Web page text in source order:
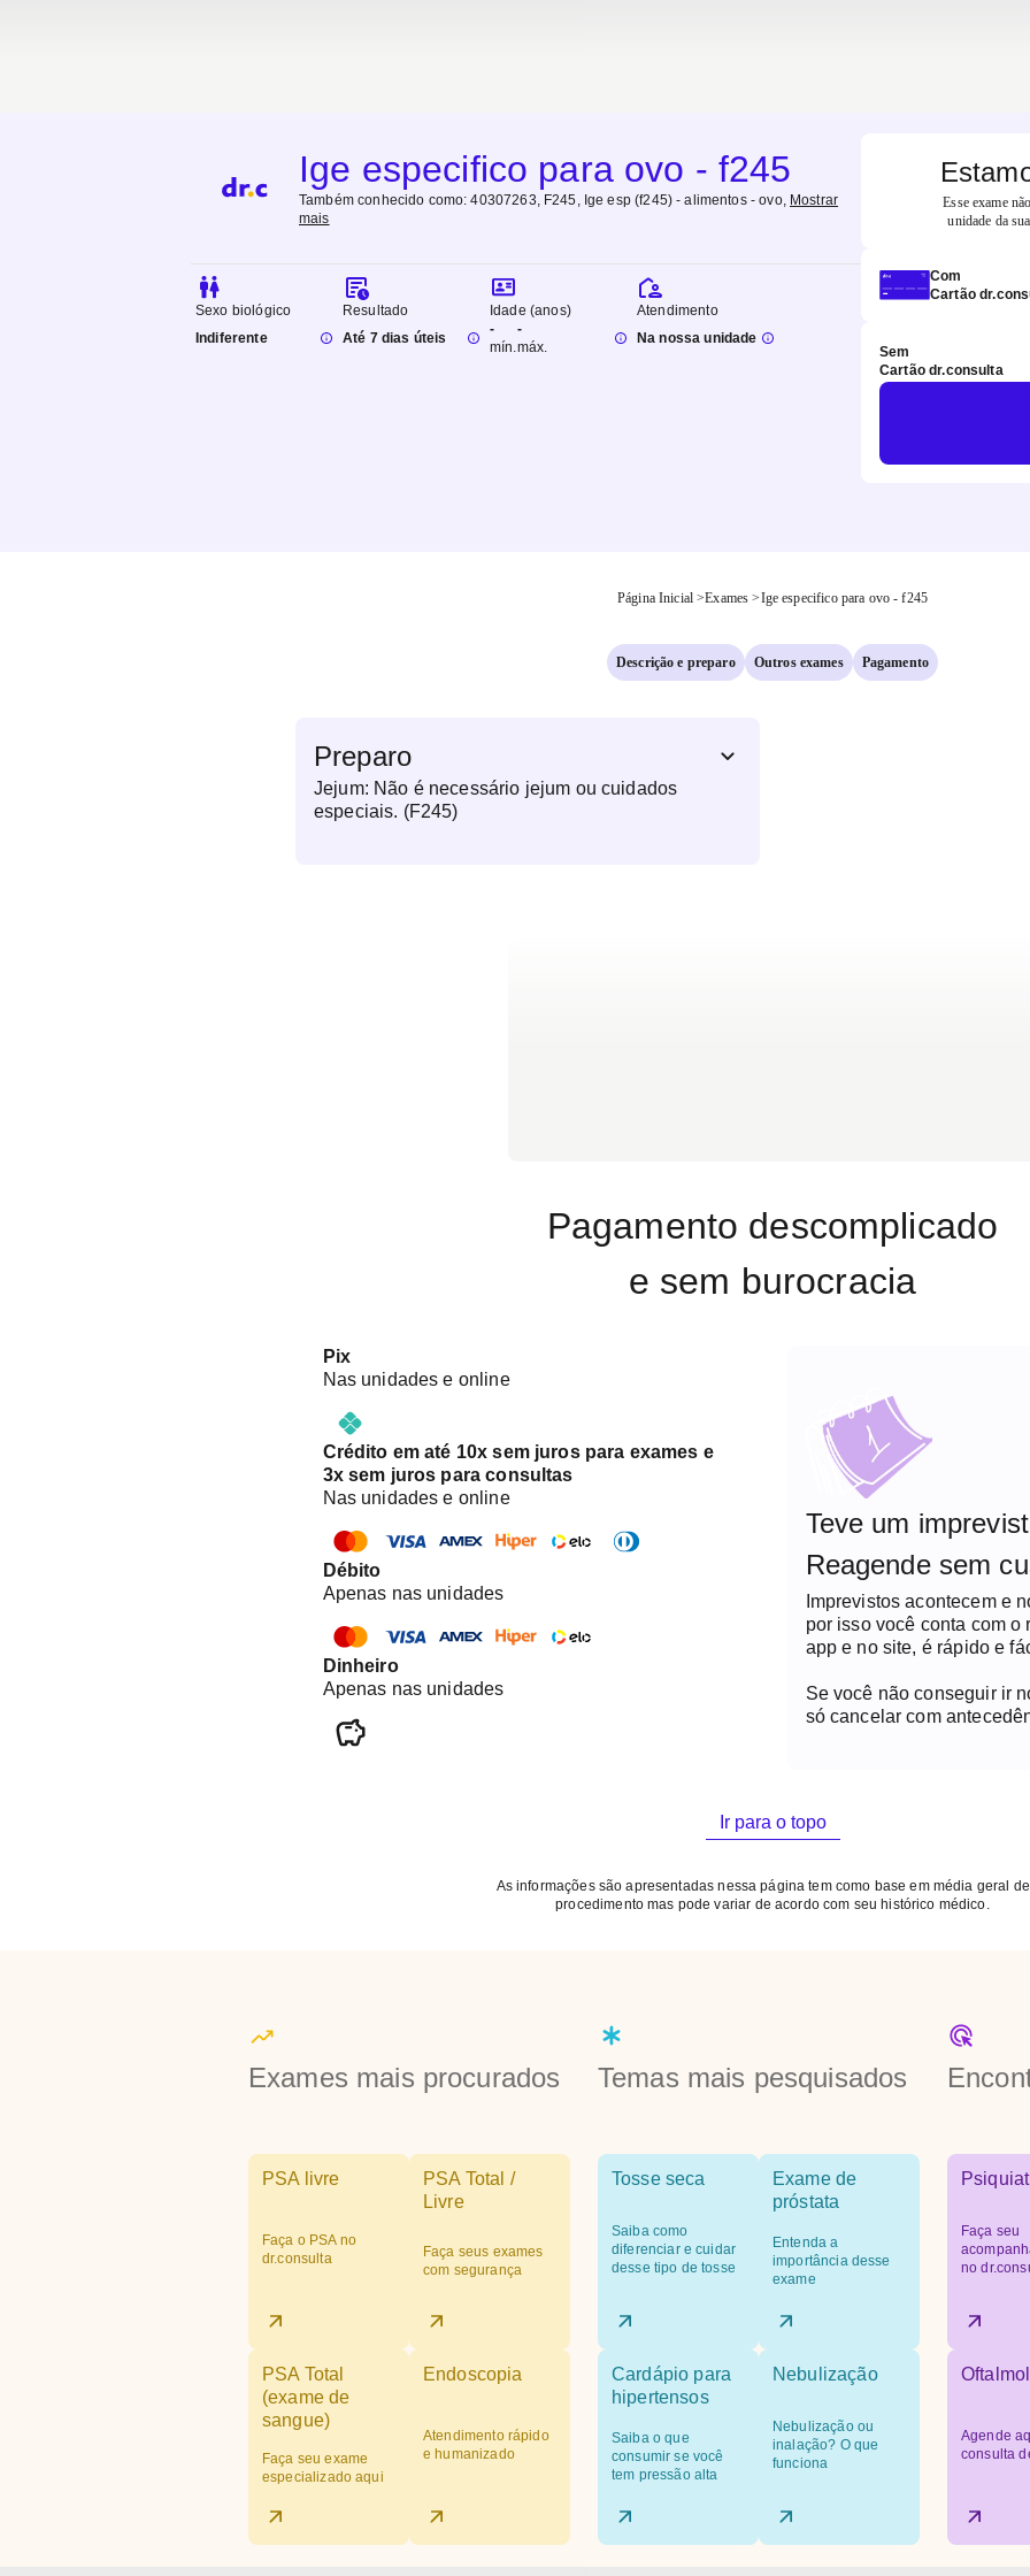
Ige especifico para ovo - f245
Também conhecido como:40307263, F245, Ige esp (f245) - alimentos - ovo, Mostrar
mais
Sexo biológico
Indiferente
Resultado
Até 7 dias úteis
Idade (anos)
-
mín.
-
máx.
Atendimento
Na nossa unidade
Esse exame
unidade da
Com
Cartão
Sem
Cartão dr.consulta
Página Inicial >Exames >Ige especifico para ovo - f245
Descrição e preparo Outros exames Pagamento
Preparo
Jejum: Não é necessário jejum ou cuidados
especiais. (F245)
Pagamento descomplicado
e sem burocracia
Pix
Nas unidades e online
Crédito em até 10x sem juros para exames e
3x sem juros para consultas
Nas unidades e online
Débito
Apenas nas unidades
Dinheiro
Apenas nas unidades
Teve um
Reagende sem
Imprevistos acontecem e
por isso você conta com o
app e no site, é rápido e
Se você não conseguir ir
só cancelar com
Ir para o topo
As informações são apresentadas nessa página tem como base em média geral
procedimento mas pode variar de acordo com seu histórico médico.
Exames mais procurados
PSA livre
Faça o PSA no
dr.consulta
PSA Total /
Livre
Faça seus exames
com segurança
PSA Total
(exame de
sangue)
Faça seu exame
especializado aqui
Endoscopia
Atendimento rápido
e humanizado
Temas mais pesquisados
Tosse seca
Saiba como
diferenciar e cuidar
desse tipo de tosse
Exame de
próstata
Entenda a
importância desse
exame
Cardápio para
hipertensos
Saiba o que
consumir se você
tem pressão alta
Nebulização
Nebulização ou
inalação? O que
funciona
Faça seu
no
Agende
consulta